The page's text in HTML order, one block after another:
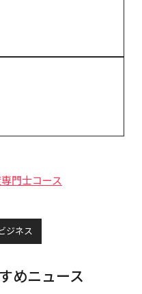
門士コース
ジネス
めニュース